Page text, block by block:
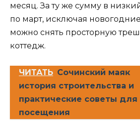
месяц. За ту же сумму в
по март, исключая
можно снять просторную
коттедж.
ЧИТАТЬ Сочинский маяк
история строительства и
практические советы для
посещения